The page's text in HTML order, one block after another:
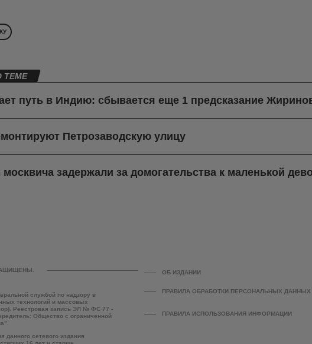
ТЕМЕ
путь в Индию: сбывается еще 1 предсказание
Петрозаводскую улицу
задержали за домогательства к маленькой
службой по надзору в
технологий и массовых
Реестровая запись ЭЛ № ФС 77 -
Общество с ограниченной
данного сетевого издания
ОБ ИЗДАНИИ
ПРАВИЛА ОБРАБОТКИ ПЕРСОНАЛЬНЫХ ДАННЫХ
ПРАВИЛА ИСПОЛЬЗОВАНИЯ ИНФОРМАЦИИ